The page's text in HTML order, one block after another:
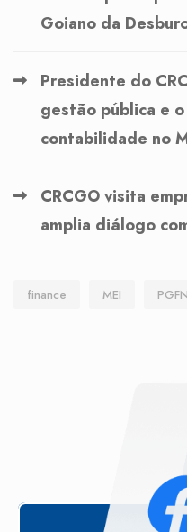
Goiano da
Presidente do
gestão pública e
contabilidade no
CRCGO visita
amplia diálogo
finance MEI PGFN